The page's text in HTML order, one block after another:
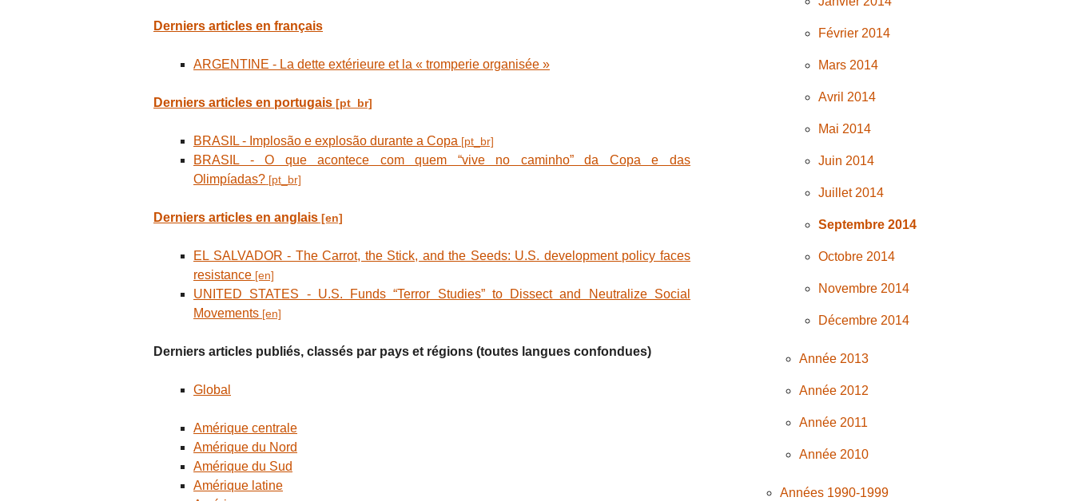
Derniers articles en français
ARGENTINE - La dette extérieure et la « tromperie organisée »
Derniers articles en portugais
BRASIL - Implosão e explosão durante a Copa
BRASIL - O que acontece com quem “vive no caminho” da Copa e das
Olimpíadas?
Derniers articles en anglais
EL SALVADOR - The Carrot, the Stick, and the Seeds: U.S. development policy faces
resistance
UNITED STATES - U.S. Funds “Terror Studies” to Dissect and Neutralize Social
Movements
Derniers articles publiés, classés par pays et régions (toutes langues confondues)
Global
Amérique centrale
Amérique du Nord
Amérique du Sud
Amérique latine
Février 2014
Mars 2014
Avril 2014
Mai 2014
Juin 2014
Juillet 2014
Septembre 2014
Octobre 2014
Novembre 2014
Décembre 2014
Année 2013
Année 2012
Année 2011
Année 2010
Années 1990-1999